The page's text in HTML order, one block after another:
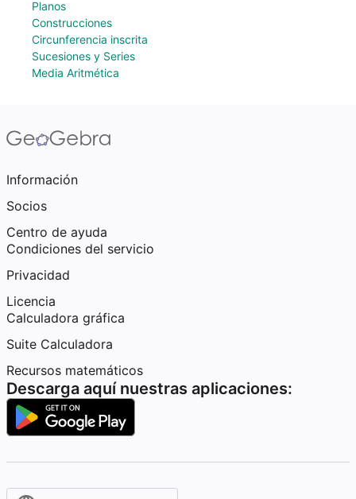
Planos
Construcciones
Circunferencia inscrita
Sucesiones y Series
Media Aritmética
Información
Socios
Centro de ayuda
Condiciones del servicio
Privacidad
Licencia
Calculadora gráfica
Suite Calculadora
Recursos matemáticos
Descarga aquí nuestras aplicaciones: